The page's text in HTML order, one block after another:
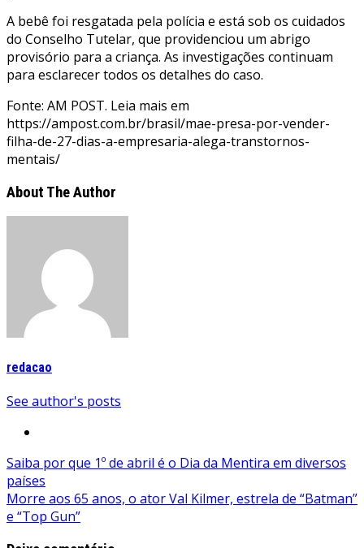
A bebê foi resgatada pela polícia e está sob os cuidados
do Conselho Tutelar, que providenciou um abrigo
provisório para a criança. As investigações continuam
para esclarecer todos os detalhes do caso.
Fonte: AM POST. Leia mais em
https://ampost.com.br/brasil/mae-presa-por-vender-
filha-de-27-dias-a-empresaria-alega-transtornos-
mentais/
About The Author
redacao
See author's posts
Navegação
de
Post
Saiba por que 1º de abril é o Dia da Mentira em diversos
países
Morre aos 65 anos, o ator Val Kilmer, estrela de “Batman”
e “Top Gun”